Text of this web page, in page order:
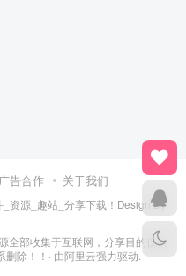
广告合作 关于我们
资源_趣站_分享下载！Design By
全部收集于互联网，分享目的仅供
除！！· 由阿里云强力驱动.